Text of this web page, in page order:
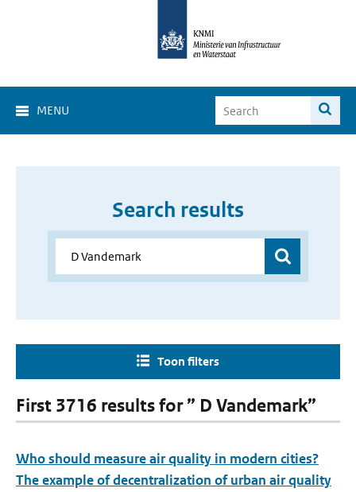
MENU
Search results
Toon filters
First 3716 results for ” D Vandemark”
Who should measure air quality in modern cities?
The example of decentralization of urban air quality